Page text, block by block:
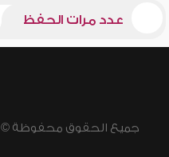
عدد مرات الحفظ
جميع الحقوق محفوظة © 2026 - 1998 لشبكة إسلام ويب